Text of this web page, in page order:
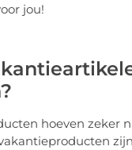
jou!
hoeven